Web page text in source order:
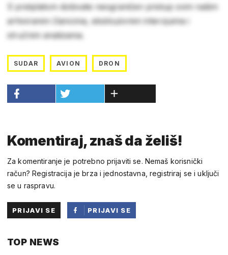
S pretplatom dobivate neograničen pristup svim našim
arhiviranim člancima, ekskluzivnim intervjuima i
stručnim analizama.
SUDAR AVION DRON
Komentiraj, znaš da želiš!
Za komentiranje je potrebno prijaviti se. Nemaš korisnički
račun? Registracija je brza i jednostavna, registriraj se i uključi
se u raspravu.
PRIJAVI SE
PRIJAVI SE
TOP NEWS